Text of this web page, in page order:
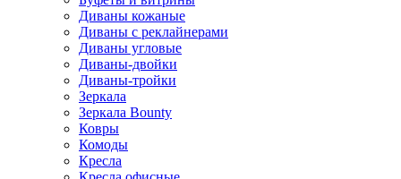
Диваны кожаные
Диваны с реклайнерами
Диваны угловые
Диваны-двойки
Диваны-тройки
Зеркала
Зеркала Bounty
Ковры
Комоды
Кресла